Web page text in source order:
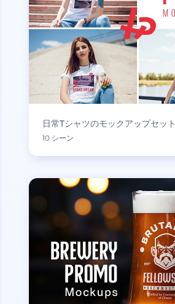
日常Tシャツのモックアップセット
10 シーン